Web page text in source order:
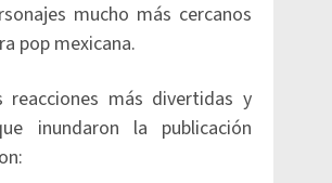
mucho más cercanos
pop mexicana.
reacciones más divertidas y
inundaron la publicación